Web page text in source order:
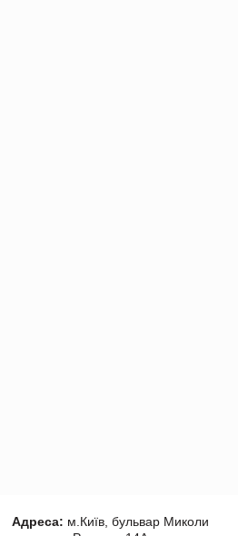
Адреса: м.Київ, бульвар Миколи